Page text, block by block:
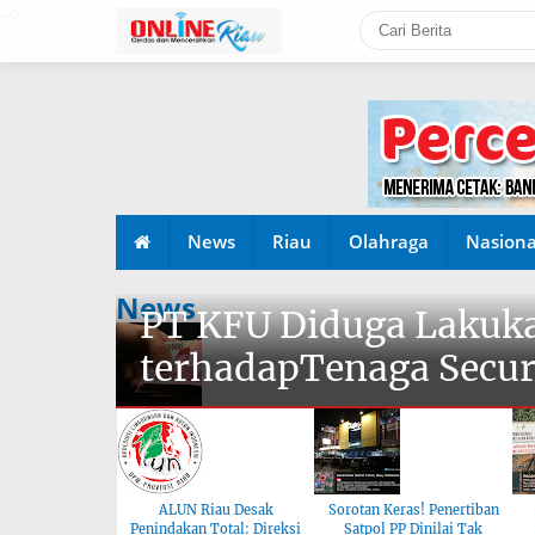
News Riau Olahraga
News
PT KFU Diduga
terhadapTenaga
ALUN Riau Desak
Penindakan Total: Direksi
Sorotan Keras! Penertiban
Satpol PP Dinilai Tak